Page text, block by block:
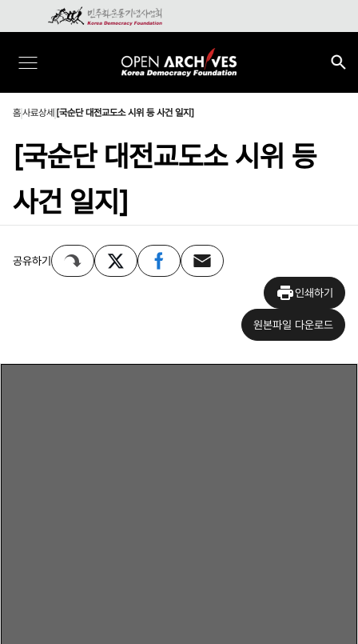
홈사료상세 [국순단 대전교도소 시위 등 사건 일지]
[국순단 대전교도소 시위 등
사건 일지]
공유하기
인쇄하기
원본파일 다운로드